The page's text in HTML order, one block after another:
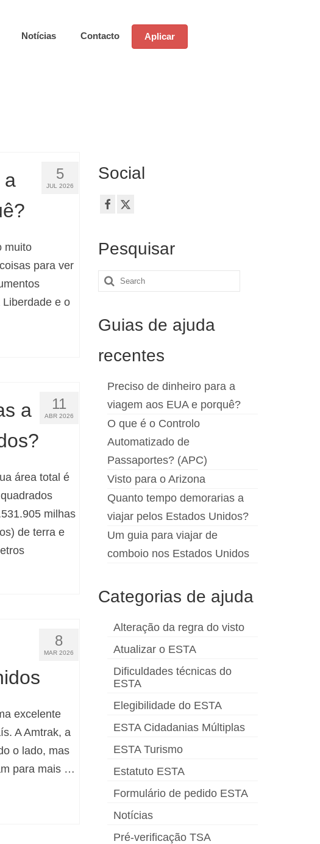
Notícias Contacto Aplicar
5
JUL 2026
a
muito
para ver
e o
11
ABR 2026
a
área total é
milhas
de terra e
8
MAR 2026
excelente
A Amtrak, a
o lado, mas
para mais …
Social
Pesquisar
Search
Guias de ajuda
recentes
Preciso de dinheiro para a
viagem aos EUA e porquê?
O que é o Controlo
Automatizado de
Passaportes? (APC)
Visto para o Arizona
Quanto tempo demorarias a
viajar pelos Estados Unidos?
Um guia para viajar de
comboio nos Estados Unidos
Categorias de ajuda
Alteração da regra do visto
Atualizar o ESTA
Dificuldades técnicas do
ESTA
Elegibilidade do ESTA
ESTA Cidadanias Múltiplas
ESTA Turismo
Estatuto ESTA
Formulário de pedido ESTA
Notícias
Pré-verificação TSA